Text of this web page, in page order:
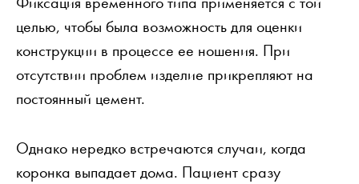
целью, чтобы была возможность для оценки
конструкции в процессе ее ношения. При
отсутствии проблем изделие прикрепляют на
постоянный цемент.
Однако нередко встречаются случаи, когда
коронка выпадает дома. Пациент сразу